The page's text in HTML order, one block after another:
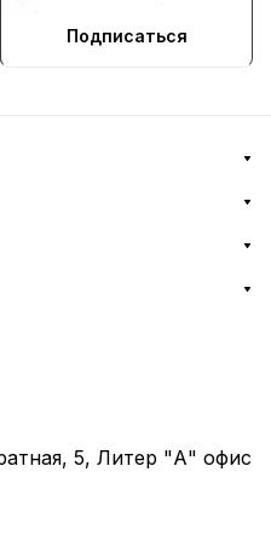
Подписаться
5, Литер "А" офис